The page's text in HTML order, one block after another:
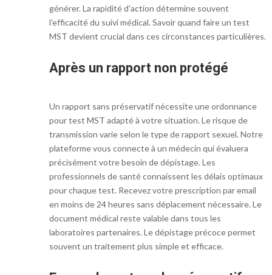
générer. La rapidité d’action détermine souvent
l’efficacité du suivi médical. Savoir quand faire un test
MST devient crucial dans ces circonstances particulières.
Après un rapport non protégé
Un rapport sans préservatif nécessite une ordonnance
pour test MST adapté à votre situation. Le risque de
transmission varie selon le type de rapport sexuel. Notre
plateforme vous connecte à un médecin qui évaluera
précisément votre besoin de dépistage. Les
professionnels de santé connaissent les délais optimaux
pour chaque test. Recevez votre prescription par email
en moins de 24 heures sans déplacement nécessaire. Le
document médical reste valable dans tous les
laboratoires partenaires. Le dépistage précoce permet
souvent un traitement plus simple et efficace.